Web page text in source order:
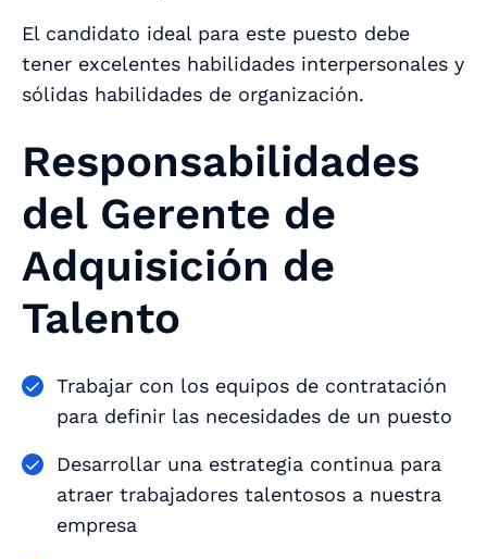
El candidato ideal para este puesto debe
tener excelentes habilidades interpersonales y
sólidas habilidades de organización.
Responsabilidades
del Gerente de
Adquisición de
Talento
Trabajar con los equipos de contratación
para definir las necesidades de un puesto
Desarrollar una estrategia continua para
atraer trabajadores talentosos a nuestra
empresa